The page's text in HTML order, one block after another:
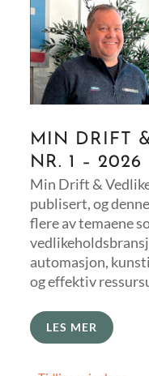
MIN DRIFT
NR. 1 – 2026
Min Drift &
publisert, og
flere av temaene
automasjon,
og effektiv
LES MER